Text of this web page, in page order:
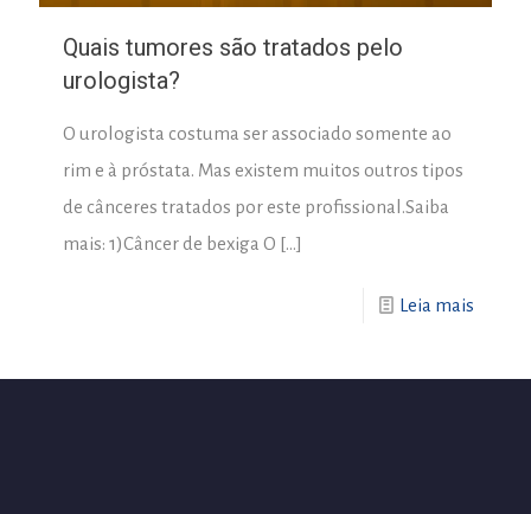
Quais tumores são tratados pelo
urologista?
O urologista costuma ser associado somente ao
rim e à próstata. Mas existem muitos outros tipos
de cânceres tratados por este profissional.Saiba
mais: 1)Câncer de bexiga O […]
Leia mais